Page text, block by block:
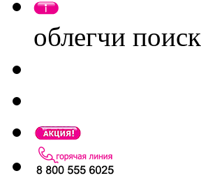
облегчи поиск